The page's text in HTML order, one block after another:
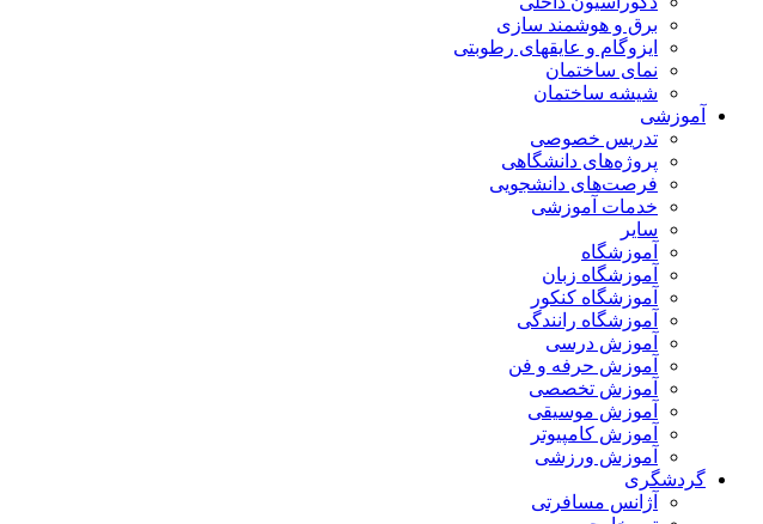
برق و هوشمند سازی
ایزوگام و عایقهای رطوبتی
نمای ساختمان
شیشه ساختمان
آموزشی
تدریس خصوصی
پروژه‌های دانشگاهی
فرصت‌های دانشجویی
خدمات آموزشی
سایر
آموزشگاه
آموزشگاه زبان
آموزشگاه کنکور
آموزشگاه رانندگی
آموزش درسی
آموزش حرفه و فن
آموزش تخصصی
آموزش موسیقی
آموزش کامپیوتر
آموزش ورزشی
گردشگری
آژانس مسافرتی